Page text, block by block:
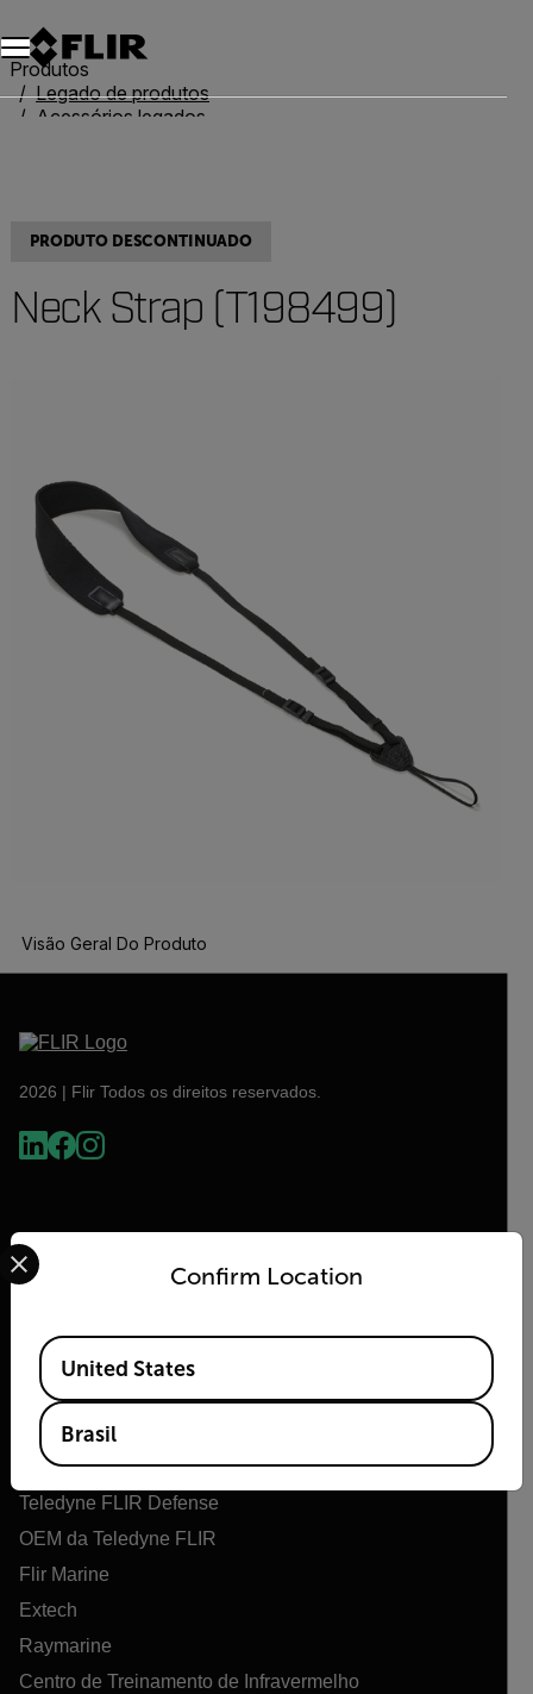
Produtos
Legado de produtos
Acessórios legados
PRODUTO DESCONTINUADO
Neck Strap (T198499)
Visão Geral Do Produto
2026 | Flir Todos os direitos reservados.
Flir
Sobre o Flir
Tecnologias Teledyne
Teledyne FLIR Defense
OEM da Teledyne FLIR
Flir Marine
Extech
Raymarine
Centro de Treinamento de Infravermelho
Confirm Location
Select your preferred country and language from the
Available Locations
United States
Brasil